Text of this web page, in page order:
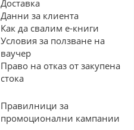
Доставка
Данни за клиента
Как да свалим е-книги
Условия за ползване на
ваучер
Право на отказ от закупена
стока
Правилници за
промоционални кампании